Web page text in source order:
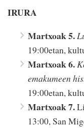
IRURA
Martxoak 5.
19:00etan,
Martxoak 6.
emakumeen
19:00etan,
Martxoak 7.
13:00, San